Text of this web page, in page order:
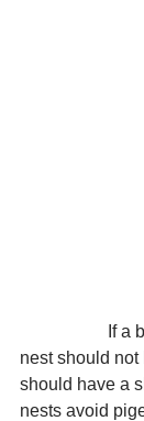
nest should
should have a
nests avoid